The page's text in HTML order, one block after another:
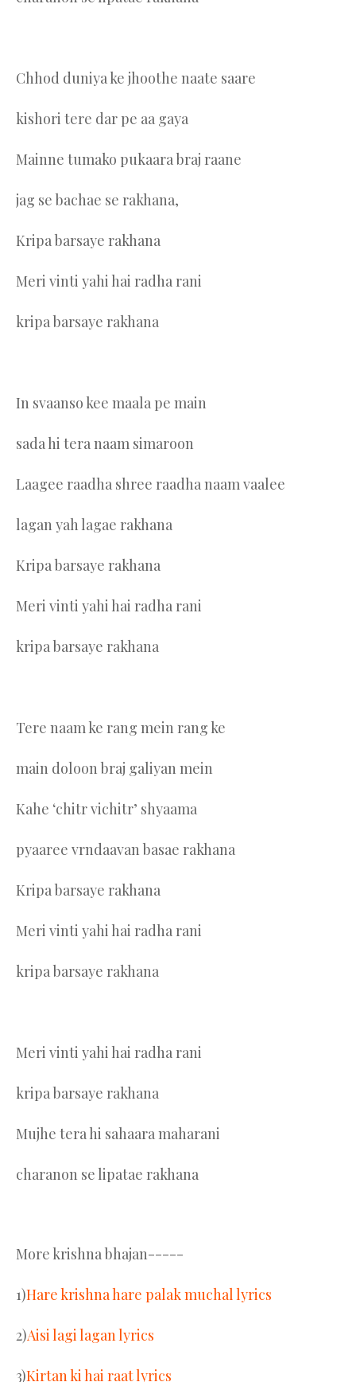
Chhod duniya ke jhoothe naate saare
kishori tere dar pe aa gaya
Mainne tumako pukaara braj raane
jag se bachae se rakhana,
Kripa barsaye rakhana
Meri vinti yahi hai radha rani
kripa barsaye rakhana
In svaanso kee maala pe main
sada hi tera naam simaroon
Laagee raadha shree raadha naam vaalee
lagan yah lagae rakhana
Kripa barsaye rakhana
Meri vinti yahi hai radha rani
kripa barsaye rakhana
Tere naam ke rang mein rang ke
main doloon braj galiyan mein
Kahe ‘chitr vichitr’ shyaama
pyaaree vrndaavan basae rakhana
Kripa barsaye rakhana
Meri vinti yahi hai radha rani
kripa barsaye rakhana
Meri vinti yahi hai radha rani
kripa barsaye rakhana
Mujhe tera hi sahaara maharani
charanon se lipatae rakhana
More krishna bhajan-----
1)Hare krishna hare palak muchal lyrics
2)Aisi lagi lagan lyrics
3)Kirtan ki hai raat lyrics